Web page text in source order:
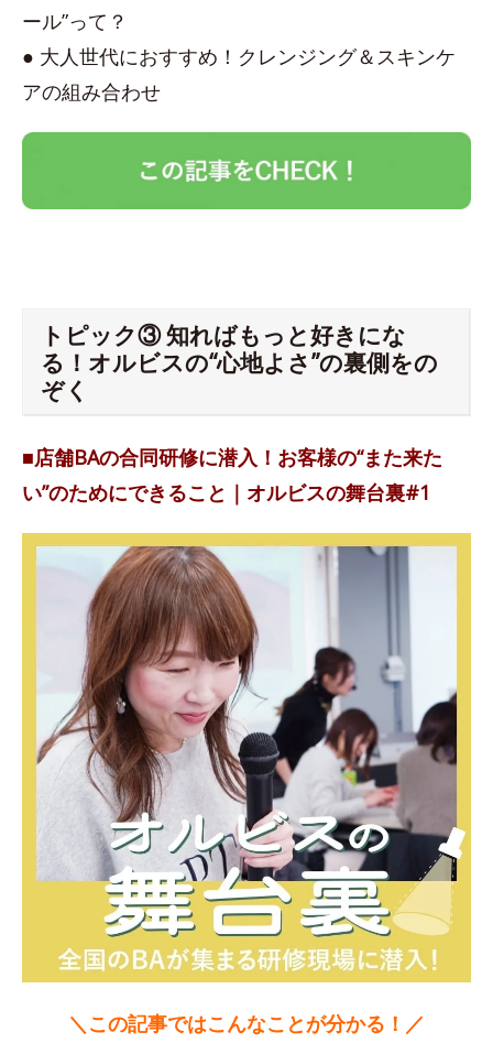
ール”って？
● 大人世代におすすめ！クレンジング＆スキンケ
アの組み合わせ
トピック③ 知ればもっと好きにな
る！オルビスの“心地よさ”の裏側をの
ぞく
■店舗BAの合同研修に潜入！お客様の“また来た
い”のためにできること｜オルビスの舞台裏#1
＼この記事ではこんなことが分かる！／